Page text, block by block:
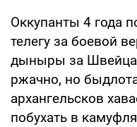
Оккупанты 4 года
телегу за боевой
дыныры за
ржачно, но
архангельсков
побухать в